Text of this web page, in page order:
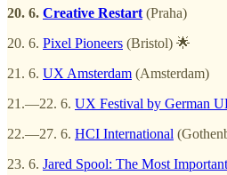
20. 6. Creative Restart (Praha)
20. 6. Pixel Pioneers (Bristol) 🌟
21. 6. UX Amsterdam (Amsterdam)
21.—22. 6. UX Festival by German
22.—27. 6. HCI International
23. 6. Jared Spool: The Most